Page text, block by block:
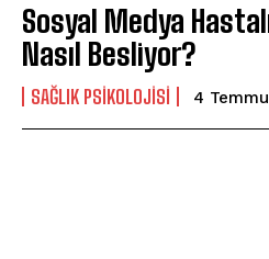
Sosyal Medya
Nasıl Besliyor?
SAĞLIK PSIKOLOJISI 4